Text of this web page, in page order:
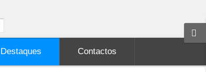
Destaques Contactos